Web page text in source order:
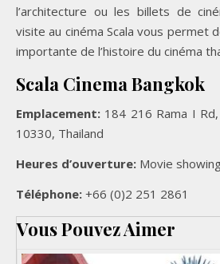
l’architecture ou les billets de
visite au cinéma Scala vous permet
importante de l’histoire du cinéma
Scala Cinema Bangkok
Emplacement: 184 216 Rama I
10330, Thailand
Heures d’ouverture: Movie
Téléphone: +66 (0)2 251 2861
Vous Pouvez Aimer